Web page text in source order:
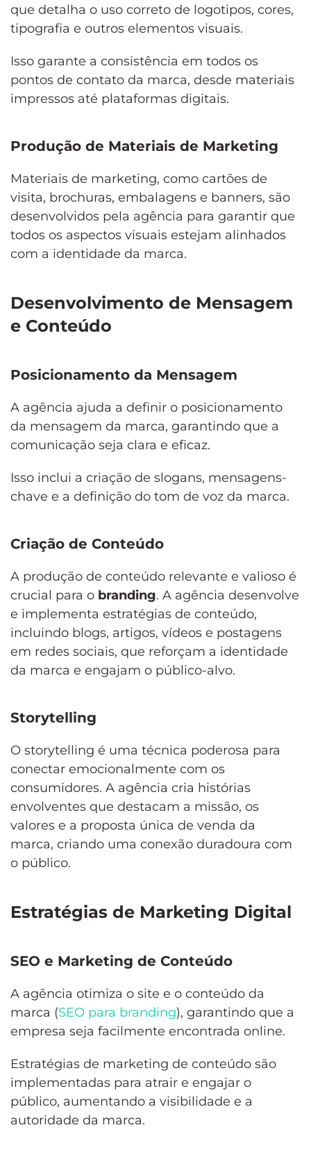
que detalha o uso correto de logotipos, cores,
tipografia e outros elementos visuais.
Isso garante a consistência em todos os
pontos de contato da marca, desde materiais
impressos até plataformas digitais.
Produção de Materiais de Marketing
Materiais de marketing, como cartões de
visita, brochuras, embalagens e banners, são
desenvolvidos pela agência para garantir que
todos os aspectos visuais estejam alinhados
com a identidade da marca.
Desenvolvimento de Mensagem
e Conteúdo
Posicionamento da Mensagem
A agência ajuda a definir o posicionamento
da mensagem da marca, garantindo que a
comunicação seja clara e eficaz.
Isso inclui a criação de slogans, mensagens-
chave e a definição do tom de voz da marca.
Criação de Conteúdo
A produção de conteúdo relevante e valioso é
crucial para o branding. A agência desenvolve
e implementa estratégias de conteúdo,
incluindo blogs, artigos, vídeos e postagens
em redes sociais, que reforçam a identidade
da marca e engajam o público-alvo.
Storytelling
O storytelling é uma técnica poderosa para
conectar emocionalmente com os
consumidores. A agência cria histórias
envolventes que destacam a missão, os
valores e a proposta única de venda da
marca, criando uma conexão duradoura com
o público.
Estratégias de Marketing Digital
SEO e Marketing de Conteúdo
A agência otimiza o site e o conteúdo da
marca (SEO para branding), garantindo que a
empresa seja facilmente encontrada online.
Estratégias de marketing de conteúdo são
implementadas para atrair e engajar o
público, aumentando a visibilidade e a
autoridade da marca.